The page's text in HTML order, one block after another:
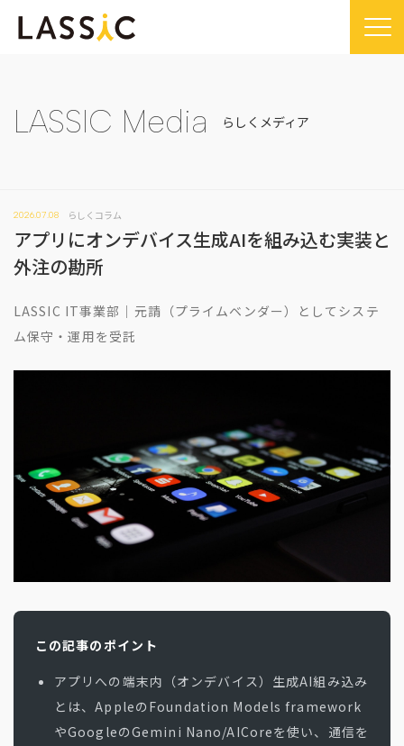
Company
会社概要
代表メッセージ
拠点一覧
Remogu（リモグ）・リラシク
Remoguフリーランス
Sustainability TOP
SDGsに対する取り組み
News TOP
プレスリリース
開示情報
免責事項
LASSIC Media
LASSIC Media TOP
お客さまの声
らしくコラム
テレリモ総研
Contact
LASSIC Media らしくメディア
2026.07.08 らしくコラム
アプリにオンデバイス生成AIを組み込む実装と
外注の勘所
LASSIC IT事業部｜元請（プライムベンダー）としてシステ
ム保守・運用を受託
この記事のポイント
アプリへの端末内（オンデバイス）生成AI組み込み
とは、AppleのFoundation Models framework
やGoogleのGemini Nano/AICoreを使い、通信を